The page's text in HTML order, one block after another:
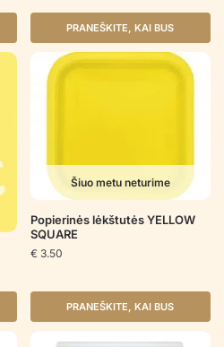
PRANEŠKITE, KAI BUS
Šiuo metu neturime
Popierinės lėkštutės YELLOW
SQUARE
€ 3.50
PRANEŠKITE, KAI BUS